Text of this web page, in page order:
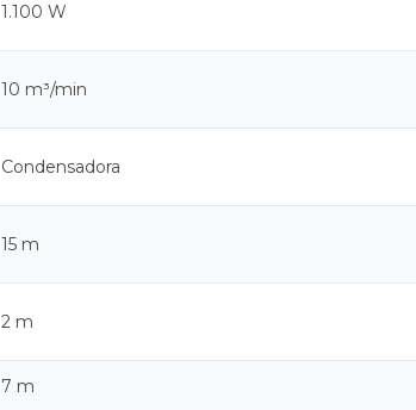
1.100 W
10 m³/min
Condensadora
15 m
2 m
7 m